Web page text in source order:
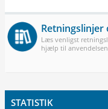
Læs venligst
hjælp til
STATISTIK